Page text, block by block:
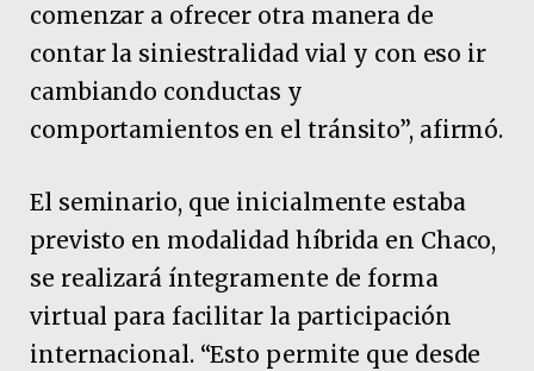
comenzar a ofrecer otra manera de
contar la siniestralidad vial y con eso ir
cambiando conductas y
comportamientos en el tránsito”, afirmó.
El seminario, que inicialmente estaba
previsto en modalidad híbrida en Chaco,
se realizará íntegramente de forma
virtual para facilitar la participación
internacional. “Esto permite que desde